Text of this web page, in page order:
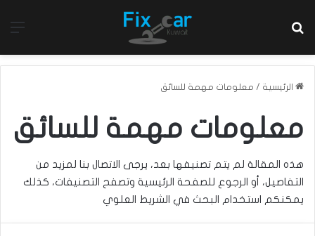
الرئيسية / معلومات مهمة للسائق
معلومات مهمة للسائق
هذه المقالة لم يتم تصنيفها بعد، يرجى الاتصال بنا لمزيد من
التفاصيل، أو الرجوع للصفحة الرئيسية وتصفح التصنيفات، كذلك
يمكنكم استخدام البحث في الشريط العلوي